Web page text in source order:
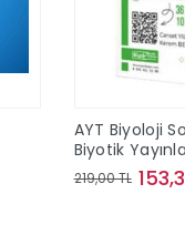
AYT Biyoloji
Biyotik
219,00 TL